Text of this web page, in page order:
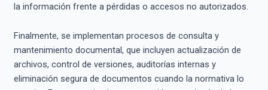
la información frente a pérdidas o accesos no autorizados.
Finalmente, se implementan procesos de consulta y
mantenimiento documental, que incluyen actualización de
archivos, control de versiones, auditorías internas y
eliminación segura de documentos cuando la normativa lo